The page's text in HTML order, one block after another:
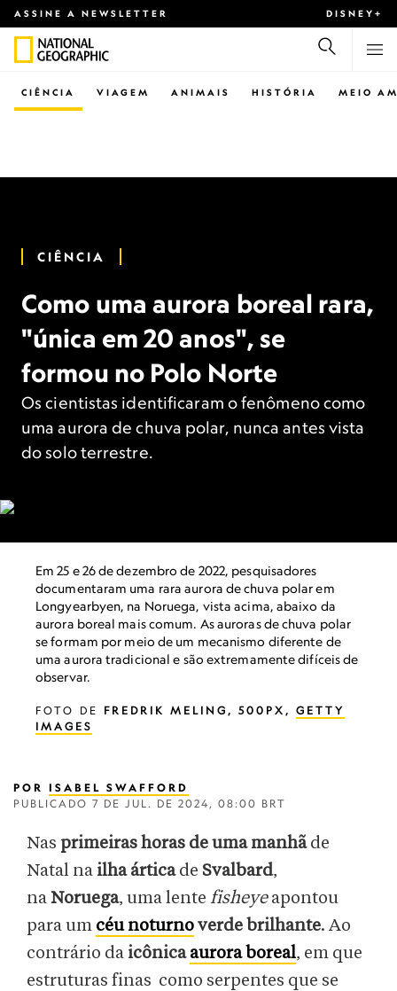
ASSINE A NEWSLETTER DISNEY+
CIÊNCIA VIAGEM ANIMAIS HISTÓRIA MEIO
CIÊNCIA
Como uma aurora boreal rara,
"única em 20 anos", se
formou no Polo Norte
Os cientistas identificaram o fenômeno como
uma aurora de chuva polar, nunca antes vista
do solo terrestre.
Em 25 e 26 de dezembro de 2022, pesquisadores
documentaram uma rara aurora de chuva polar em
Longyearbyen, na Noruega, vista acima, abaixo da
aurora boreal mais comum. As auroras de chuva polar
se formam por meio de um mecanismo diferente de
uma aurora tradicional e são extremamente difíceis de
observar.
FOTO DE FREDRIK MELING, 500PX, GETTY
IMAGES
POR ISABEL SWAFFORD
PUBLICADO 7 DE JUL. DE 2024, 08:00 BRT
Nas primeiras horas de uma manhãde
Natal na ilha árticade Svalbard,
na Noruega, uma lente fisheyeapontou
para um céu noturnoverde brilhante. Ao
contrário da icônicaaurora boreal, em que
estruturas finas como serpentes que se